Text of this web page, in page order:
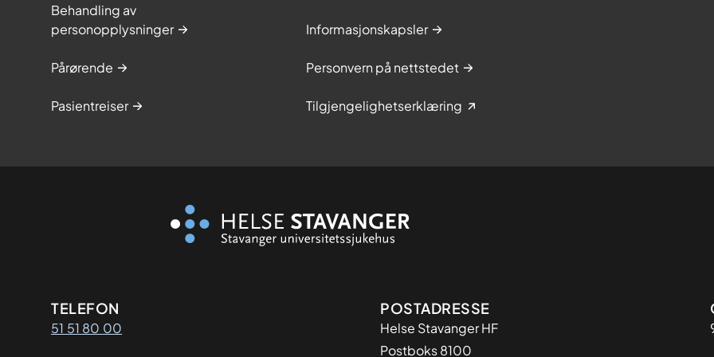
Behandling av
personopplysninger
Pårørende
Pasientreiser
Informasjonskapsler
Personvern på nettstedet
Tilgjengelighetserklæring
Kontaktinformasjon
TELEFON
51 51 80 00 Adresse
POSTADRESSE
Helse Stavanger HF
Postboks 8100